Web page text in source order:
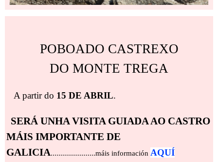
POBOADO CASTREXO
DO MONTE TREGA
A partir do 15 DE ABRIL.
SERÁ UNHA VISITA GUIADA AO CASTRO
MÁIS IMPORTANTE DE
GALICIA.......................máis información AQUÍ